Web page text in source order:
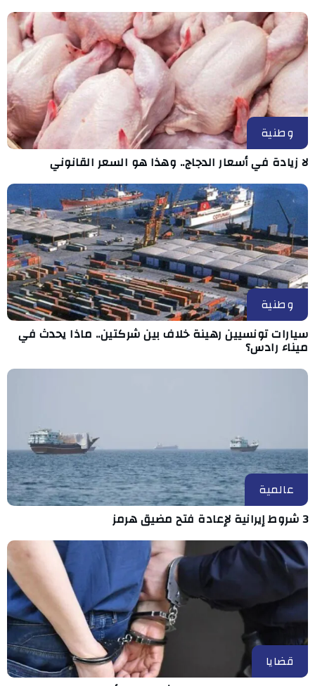
وطنية
لا زيادة في أسعار الدجاج.. وهذا هو السعر القانوني
وطنية
سيارات تونسيين رهينة خلاف بين شركتين.. ماذا يحدث في
ميناء رادس؟
عالمية
3 شروط إيرانية لإعادة فتح مضيق هرمز
قضايا